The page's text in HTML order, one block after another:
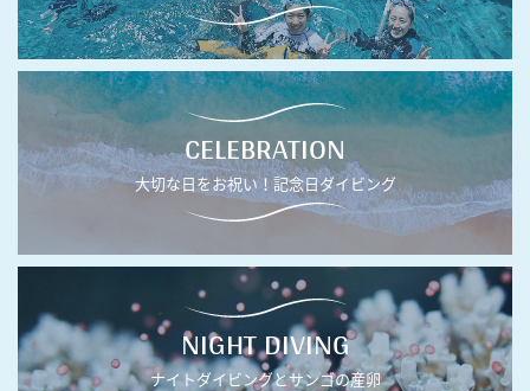
CELEBRATION
大切な日をお祝い！記念日ダイビング
NIGHT DIVING
ナイトダイビングとサンゴの産卵